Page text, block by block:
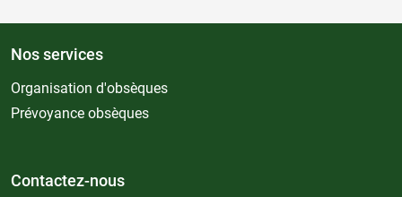
Nos services
Organisation d'obsèques
Prévoyance obsèques
Contactez-nous